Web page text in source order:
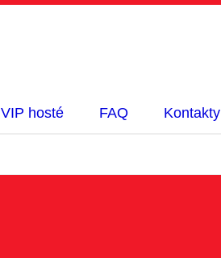
VIP hosté FAQ Kontakty